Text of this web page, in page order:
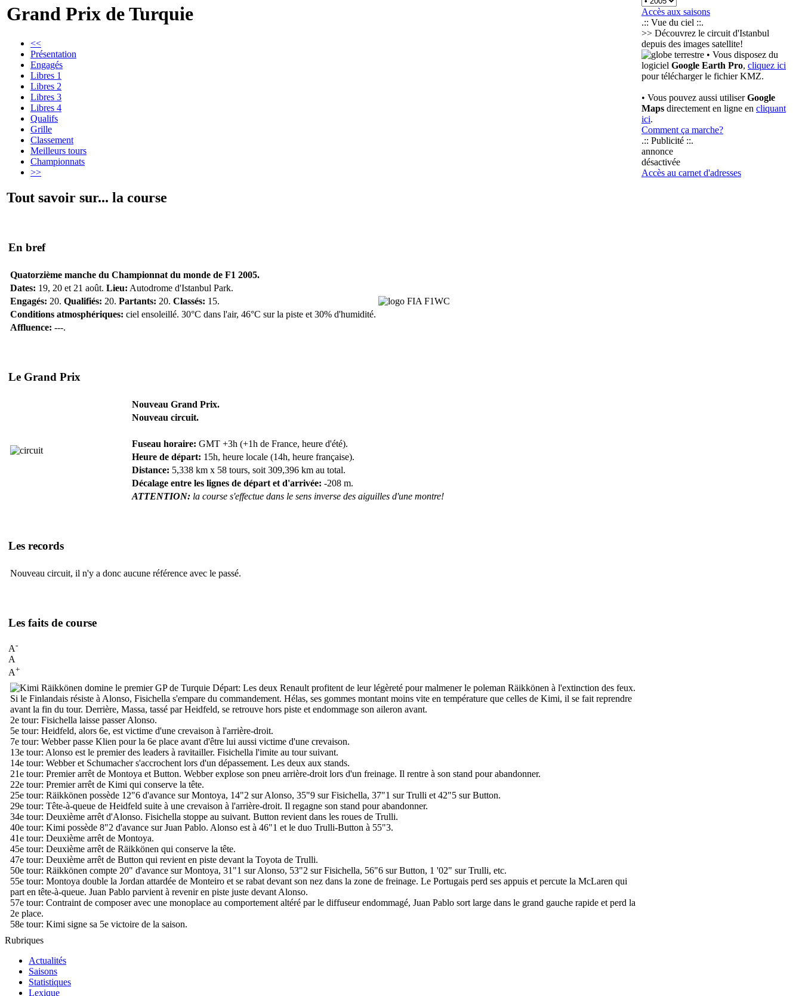
Grand Prix de Turquie
<<
Présentation
Engagés
Libres 1
Libres 2
Libres 3
Libres 4
Qualifs
Grille
Classement
Meilleurs tours
Championnats
>>
Tout savoir sur... la course
En bref
Quatorzième manche du Championnat du monde de F1 2005.
Dates: 19, 20 et 21 août. Lieu: Autodrome d'Istanbul Park.
Engagés: 20. Qualifiés: 20. Partants: 20. Classés: 15.
Conditions atmosphériques: ciel ensoleillé. 30°C dans l'air, 46°C sur la piste et 30% d'humidité.
Affluence: ---.
Le Grand Prix
Nouveau Grand Prix.
Nouveau circuit.
Fuseau horaire: GMT +3h (+1h de France, heure d'été).
Heure de départ: 15h, heure locale (14h, heure française).
Distance: 5,338 km x 58 tours, soit 309,396 km au total.
Décalage entre les lignes de départ et d'arrivée: -208 m.
ATTENTION: la course s'effectue dans le sens inverse des aiguilles d'une montre!
Les records
Nouveau circuit, il n'y a donc aucune référence avec le passé.
Les faits de course
A-
A
A+
Départ: Les deux Renault profitent de leur légèreté pour malmener le poleman Räikkönen à l'extinction des feux.
Si le Finlandais résiste à Alonso, Fisichella s'empare du commandement. Hélas, ses gommes montant moins vite en température que celles de Kimi, il se fait reprendre
avant la fin du tour. Derrière, Massa, tassé par Heidfeld, se retrouve hors piste et endommage son aileron avant.
2e tour: Fisichella laisse passer Alonso.
5e tour: Heidfeld, alors 6e, est victime d'une crevaison à l'arrière-droit.
7e tour: Webber passe Klien pour la 6e place avant d'être lui aussi victime d'une crevaison.
13e tour: Alonso est le premier des leaders à ravitailler. Fisichella l'imite au tour suivant.
14e tour: Webber et Schumacher s'accrochent lors d'un dépassement. Les deux aux stands.
21e tour: Premier arrêt de Montoya et Button. Webber explose son pneu arrière-droit lors d'un freinage. Il rentre à son stand pour abandonner.
22e tour: Premier arrêt de Kimi qui conserve la tête.
25e tour: Räikkönen possède 12"6 d'avance sur Montoya, 14"2 sur Alonso, 35"9 sur Fisichella, 37"1 sur Trulli et 42"5 sur Button.
29e tour: Tête-à-queue de Heidfeld suite à une crevaison à l'arrière-droit. Il regagne son stand pour abandonner.
34e tour: Deuxième arrêt d'Alonso. Fisichella stoppe au suivant. Button revient dans les roues de Trulli.
40e tour: Kimi possède 8"2 d'avance sur Juan Pablo. Alonso est à 46"1 et le duo Trulli-Button à 55"3.
41e tour: Deuxième arrêt de Montoya.
45e tour: Deuxième arrêt de Räikkönen qui conserve la tête.
47e tour: Deuxième arrêt de Button qui revient en piste devant la Toyota de Trulli.
50e tour: Räikkönen compte 20" d'avance sur Montoya, 31"1 sur Alonso, 53"2 sur Fisichella, 56"6 sur Button, 1 '02" sur Trulli, etc.
55e tour: Montoya double la Jordan attardée de Monteiro et se rabat devant son nez dans la zone de freinage. Le Portugais perd ses appuis et percute la McLaren qui
part en tête-à-queue. Juan Pablo parvient à revenir en piste juste devant Alonso.
57e tour: Contraint de composer avec une monoplace au comportement altéré par le diffuseur endommagé, Juan Pablo sort large dans le grand gauche rapide et perd la
2e place.
58e tour: Kimi signe sa 5e victoire de la saison.
Accès aux saisons
.:: Vue du ciel ::.
>> Découvrez le circuit d'Istanbul
depuis des images satellite!
• Vous disposez du
logiciel Google Earth Pro, cliquez ici
pour télécharger le fichier KMZ.
• Vous pouvez aussi utiliserGoogle
Maps directement en ligne en cliquant
ici.
Comment ça marche?
.:: Publicité ::.
annonce
désactivée
Accès au carnet d'adresses
Rubriques
Actualités
Saisons
Statistiques
Lexique